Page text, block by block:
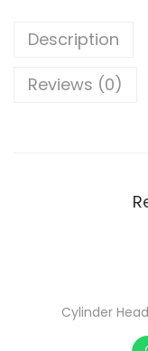
Description
Reviews (0)
Cylinder